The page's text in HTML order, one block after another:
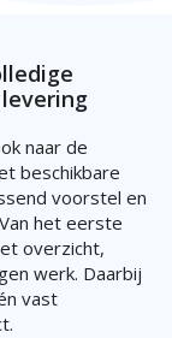
naar de
beschikbare
voorstel en
het eerste
overzicht,
werk. Daarbij
vast